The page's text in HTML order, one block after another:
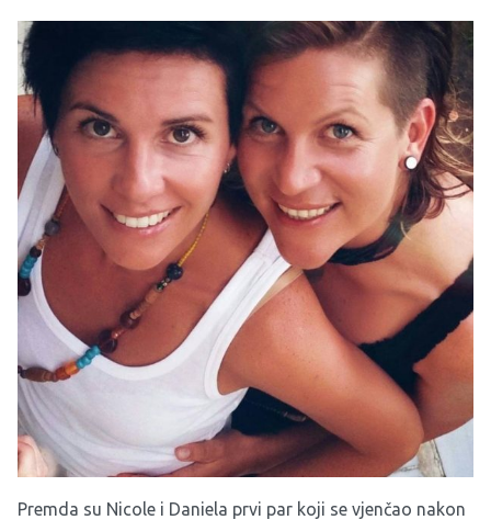
Premda su Nicole i Daniela prvi par koji se vjenčao nakon